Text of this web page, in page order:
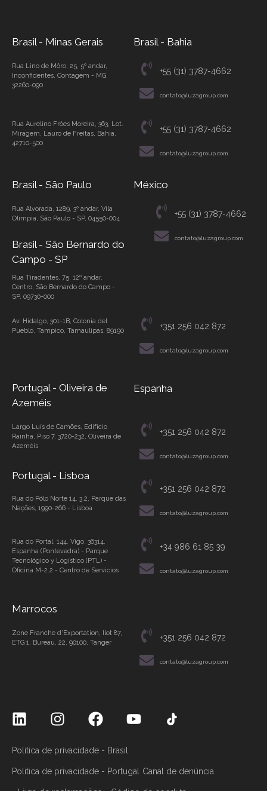
Brasil - Minas Gerais Brasil - Bahia
Rua Lino de Môro, 25, 5º andar,
Inconfidentes, Contagem - MG,
32260-090
+55 (31) 3787-4662
contato@luzagroup.com
Rua Aurelino Fróes Moreira, 363, Lot.
Miragem, Lauro de Freitas, Bahia,
42710-500
+55 (31) 3787-4662
contato@luzagroup.com
Brasil - São Paulo México
Rua Alvorada, 1289, 3º andar, Vila
Olímpia, São Paulo - SP, 04550-004
Brasil - São Bernardo do
Campo - SP
Rua Tiradentes, 75, 12º andar,
Centro, São Bernardo do Campo -
SP, 09730-000
+55 (31) 3787-4662
contato@luzagroup.com
Av. Hidalgo, 301-1B, Colonia del
Pueblo, Tampico, Tamaulipas, 89190
+351 256 042 872
contato@luzagroup.com
Portugal - Oliveira de
Azeméis
Espanha
Largo Luís de Camões, Edifício
Rainha, Piso 7, 3720-232, Oliveira de
Azeméis
Portugal - Lisboa
Rua do Pólo Norte 14, 3.2, Parque das
Nações, 1990-266 - Lisboa
+351 256 042 872
contato@luzagroup.com
+351 256 042 872
contato@luzagroup.com
Rúa do Portal, 144, Vigo, 36314,
Espanha (Pontevedra) - Parque
Tecnológico y Logístico (PTL) -
Oficina M-2.2 - Centro de Servicios
+34 986 61 85 39
contato@luzagroup.com
Marrocos
Zone Franche d’Exportation, Ilot 87,
ETG 1, Bureau, 22, 90100, Tanger
+351 256 042 872
contato@luzagroup.com
Politica de privacidade - Brasil
Politica de privacidade - Portugal Canal de denúncia